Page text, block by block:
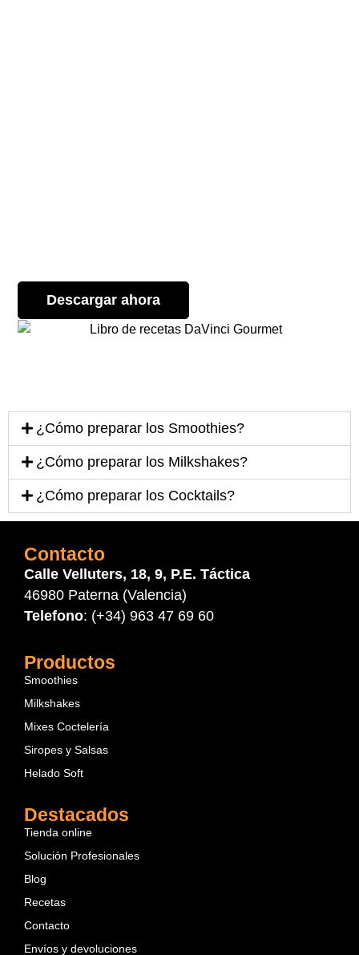
Descargar ahora
¿Cómo preparar los Smoothies?
¿Cómo preparar los Milkshakes?
¿Cómo preparar los Cocktails?
Productos
Smoothies
Milkshakes
Mixes Coctelería
Siropes y Salsas
Helado Soft
Destacados
Tienda online
Solución Profesionales
Blog
Recetas
Contacto
Envíos y devoluciones
Contacto
Calle Velluters, 18, 9, P.E. Táctica
46980 Paterna (Valencia)
Telefono: (+34) 963 47 69 60